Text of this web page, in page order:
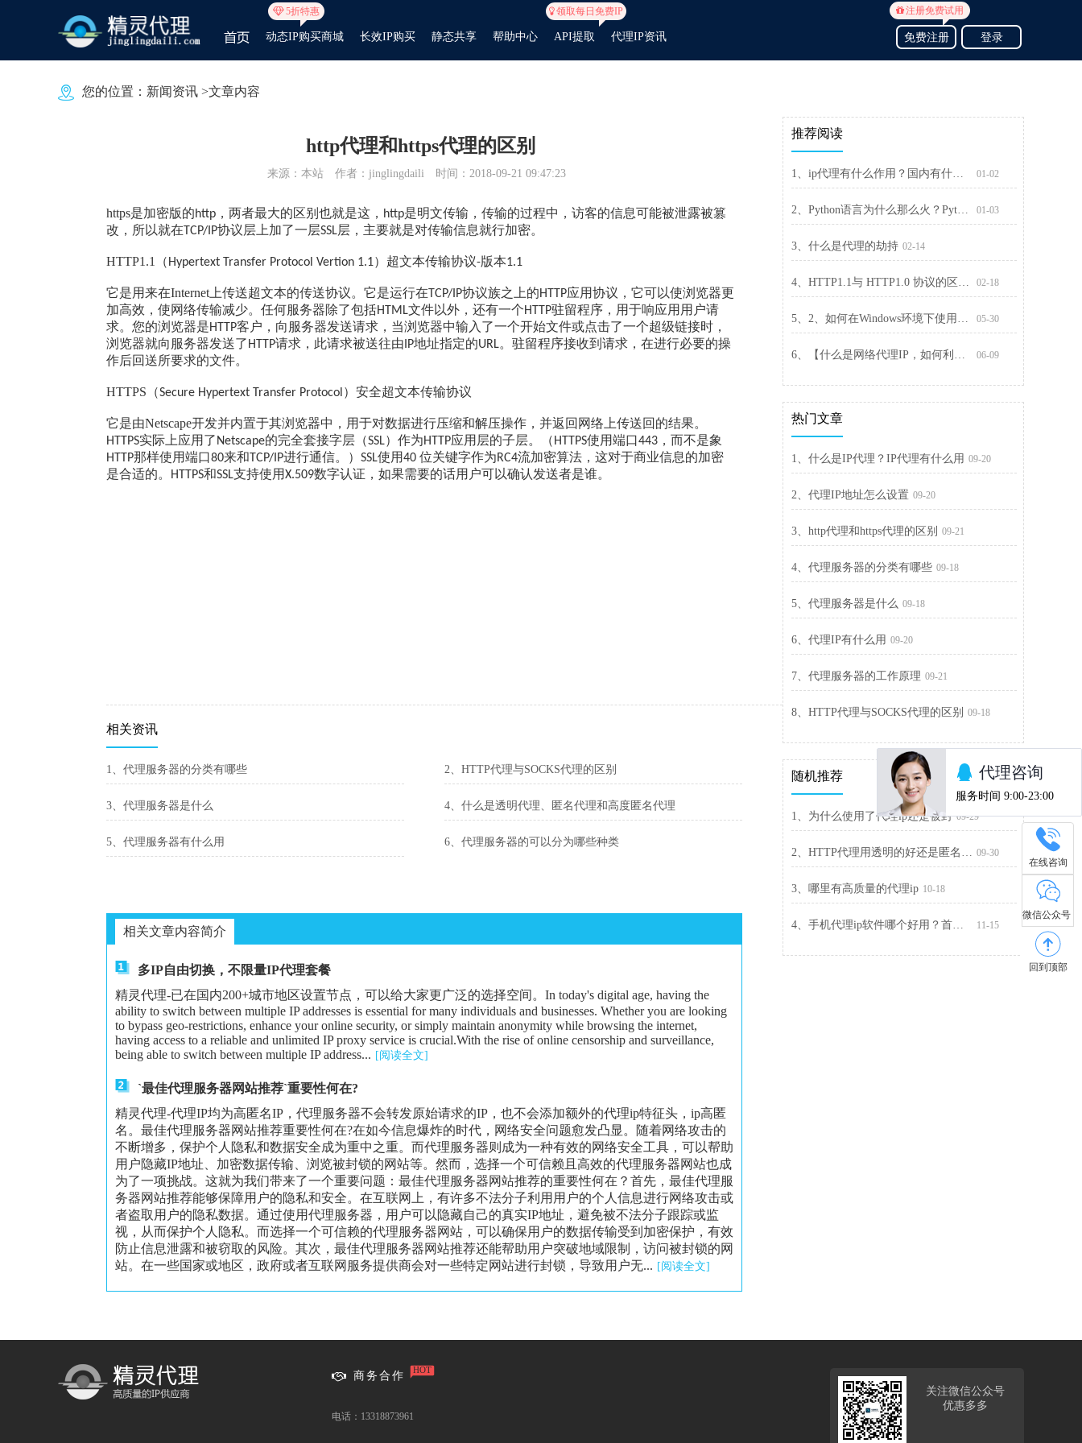
5折特惠
动态IP购买商城 长效IP购买 静态共享 帮助中心 API提取
领取每日免费IP
代理IP资讯 免费注册
注册免费试用
登录
您的位置： 新闻资讯 >文章内容
http代理和https代理的区别
来源：本站 作者：jinglingdaili 时间：2018-09-21 09:47:23
https是加密版的http ，两者最大的区别也就是这， http是明文传输，传输的过程中，访客的信息可能被泄露被篡
改，所以就在 TCP/IP协议层上加了一层SSL层，主要就是对传输信息就行加密。
HTTP1.1（ Hypertext Transfer Protocol Vertion 1.1）超文本传输协议-版本1.1
它是用来在Internet上传送超文本的传送协议。它是运行在 TCP/IP协议族之上的HTTP应用协议，它可以使浏览器更
加高效，使网络传输减少。任何服务器除了包括HTML文件以外，还有一个HTTP驻留程序，用于响应用用户请
求。您的浏览器是HTTP客户，向服务器发送请求，当浏览器中输入了一个开始文件或点击了一个超级链接时，
浏览器就向服务器发送了 HTTP请求，此请求被送往由 IP地址指定的URL。驻留程序接收到请求，在进行必要的操
作后回送所要求的文件。
HTTPS（Secure Hypertext Transfer Protocol ）安全超文本传输协议
它是由Netscape开发并内置于其浏览器中，用于对数据进行压缩和解压操作，并返回网络上传送回的结果。
HTTPS实际上应用了 Netscape的完全套接字层（SSL）作为HTTP应用层的子层。（ HTTPS使用端口443 ，而不是象
HTTP那样使用端口80来和 TCP/IP进行通信。） SSL使用40 位关键字作为RC4流加密算法，这对于商业信息的加密
是合适的。
HTTPS和SSL支持使用X.509数字认证，如果需要的话用户可以确认发送者是谁。
相关资讯
1、代理服务器的分类有哪些 2、HTTP代理与SOCKS代理的区别
3、代理服务器是什么 4、什么是透明代理、匿名代理和高度匿名代理
5、代理服务器有什么用 6、代理服务器的可以分为哪些种类
相关文章内容简介
多IP自由切换，不限量IP代理套餐
精灵代理-已在国内200+城市地区设置节点，可以给大家更广泛的选择空间。In today's digital age, having the
ability to switch between multiple IP addresses is essential for many individuals and businesses. Whether you are looking
to bypass geo-restrictions, enhance your online security, or simply maintain anonymity while browsing the internet,
having access to a reliable and unlimited IP proxy service is crucial.With the rise of online censorship and surveillance,
being able to switch between multiple IP address... [阅读全文]
`最佳代理服务器网站推荐`重要性何在?
精灵代理-代理IP均为高匿名IP，代理服务器不会转发原始请求的IP，也不会添加额外的代理ip特征头，ip高匿
名。最佳代理服务器网站推荐重要性何在?在如今信息爆炸的时代，网络安全问题愈发凸显。随着网络攻击的
不断增多，保护个人隐私和数据安全成为重中之重。而代理服务器则成为一种有效的网络安全工具，可以帮助
用户隐藏IP地址、加密数据传输、浏览被封锁的网站等。然而，选择一个可信赖且高效的代理服务器网站也成
为了一项挑战。这就为我们带来了一个重要问题：最佳代理服务器网站推荐的重要性何在？首先，最佳代理服
务器网站推荐能够保障用户的隐私和安全。在互联网上，有许多不法分子利用用户的个人信息进行网络攻击或
者盗取用户的隐私数据。通过使用代理服务器，用户可以隐藏自己的真实IP地址，避免被不法分子跟踪或监
视，从而保护个人隐私。而选择一个可信赖的代理服务器网站，可以确保用户的数据传输受到加密保护，有效
防止信息泄露和被窃取的风险。其次，最佳代理服务器网站推荐还能帮助用户突破地域限制，访问被封锁的网
站。在一些国家或地区，政府或者互联网服务提供商会对一些特定网站进行封锁，导致用户无... [阅读全文]
推荐阅读
1、ip代理有什么作用？国内有什么好的ip代理商？ 01-02
2、Python语言为什么那么火？Python的五大优势 01-03
3、什么是代理的劫持 02-14
4、HTTP1.1与 HTTP1.0 协议的区别有哪些 02-18
5、2、如何在Windows环境下使用SOCKS5代理进行网络加密？ 05-30
6、【什么是网络代理IP，如何利用它保护你的网络安全】 06-09
热门文章
1、什么是IP代理？IP代理有什么用 09-20
2、代理IP地址怎么设置 09-20
3、http代理和https代理的区别 09-21
4、代理服务器的分类有哪些 09-18
5、代理服务器是什么 09-18
6、代理IP有什么用 09-20
7、代理服务器的工作原理 09-21
8、HTTP代理与SOCKS代理的区别 09-18
随机推荐
1、为什么使用了代理ip还是被封 09-29
2、HTTP代理用透明的好还是匿名的好 09-30
3、哪里有高质量的代理ip 10-18
4、手机代理ip软件哪个好用？首选精灵代理 11-15
在线咨询
微信公众号
回到顶部
商务合作 HOT
电话：13318873961
关注微信公众号
优惠多多